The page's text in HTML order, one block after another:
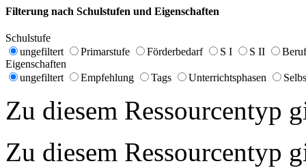
Filterung nach Schulstufen und Eigenschaften
Schulstufe
ungefiltert
Primarstufe Förderbedarf S I S II
Eigenschaften
ungefiltert
Empfehlung Tags Unterrichtsphasen
Zu diesem Ressourcentyp
Zu diesem Ressourcentyp